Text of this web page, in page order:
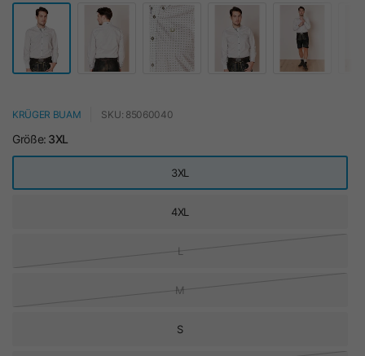
KRÜGER BUAM SKU: 85060040
Größe: 3XL
3XL
4XL
L
M
S